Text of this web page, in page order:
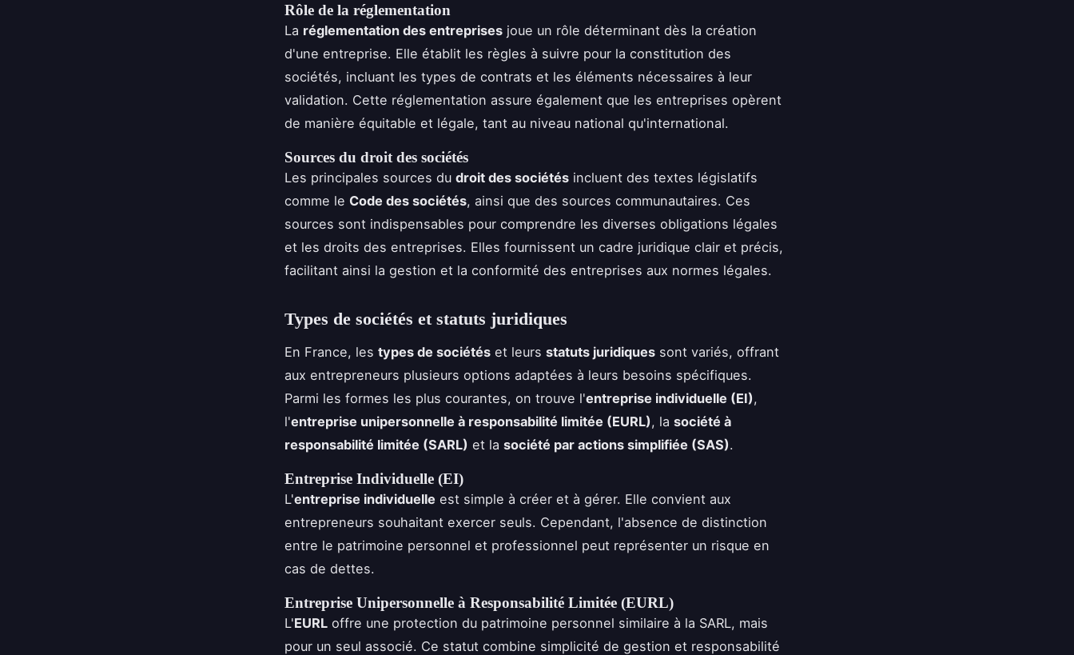
Rôle de la réglementation
La réglementation des entreprises joue un rôle déterminant dès la création
d'une entreprise. Elle établit les règles à suivre pour la constitution des
sociétés, incluant les types de contrats et les éléments nécessaires à leur
validation. Cette réglementation assure également que les entreprises opèrent
de manière équitable et légale, tant au niveau national qu'international.
Sources du droit des sociétés
Les principales sources du droit des sociétés incluent des textes législatifs
comme le Code des sociétés, ainsi que des sources communautaires. Ces
sources sont indispensables pour comprendre les diverses obligations légales
et les droits des entreprises. Elles fournissent un cadre juridique clair et précis,
facilitant ainsi la gestion et la conformité des entreprises aux normes légales.
Types de sociétés et statuts juridiques
En France, les types de sociétés et leurs statuts juridiques sont variés, offrant
aux entrepreneurs plusieurs options adaptées à leurs besoins spécifiques.
Parmi les formes les plus courantes, on trouve l'entreprise individuelle (EI),
l'entreprise unipersonnelle à responsabilité limitée (EURL), la société à
responsabilité limitée (SARL) et la société par actions simplifiée (SAS).
Entreprise Individuelle (EI)
L'entreprise individuelle est simple à créer et à gérer. Elle convient aux
entrepreneurs souhaitant exercer seuls. Cependant, l'absence de distinction
entre le patrimoine personnel et professionnel peut représenter un risque en
cas de dettes.
Entreprise Unipersonnelle à Responsabilité Limitée (EURL)
L'EURL offre une protection du patrimoine personnel similaire à la SARL, mais
pour un seul associé. Ce statut combine simplicité de gestion et responsabilité